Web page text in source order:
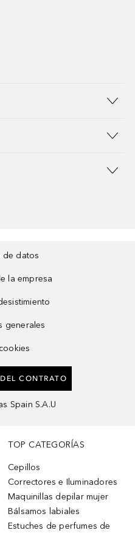
de datos
la empresa
generales
CONTRATO
Spain S.A.U
TOP CATEGORÍAS
Cepillos
Correctores e Iluminadores
Maquinillas depilar mujer
Bálsamos labiales
Estuches de perfumes de